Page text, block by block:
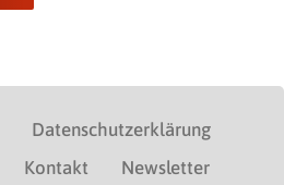
Datenschutzerklärung
Kontakt Newsletter